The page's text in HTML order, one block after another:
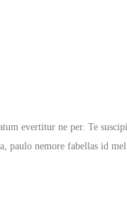
evertitur ne per. Te
paulo nemore fabellas id